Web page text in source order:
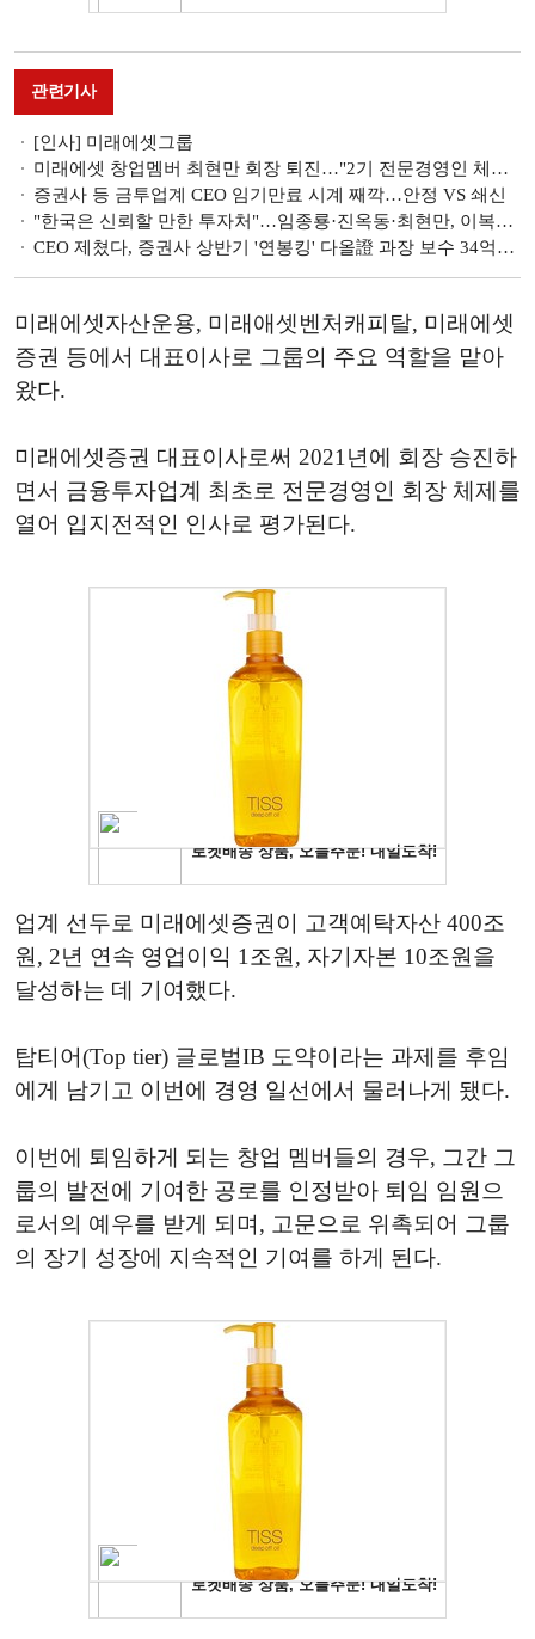
관련기사
[인사] 미래에셋그룹
미래에셋 창업멤버 최현만 회장 퇴진…"2기 전문경영인 체제 시작"
증권사 등 금투업계 CEO 임기만료 시계 째깍…안정 VS 쇄신
"한국은 신뢰할 만한 투자처"…임종룡·진옥동·최현만, 이복현 따라 'K-금융' 세일즈 나서
CEO 제쳤다, 증권사 상반기 '연봉킹' 다올證 과장 보수 34억…김익래·정일문·최현만 28억 [상반기 금융 연봉킹]
미래에셋자산운용, 미래애셋벤처캐피탈, 미래에셋
증권 등에서 대표이사로 그룹의 주요 역할을 맡아
왔다.
미래에셋증권 대표이사로써 2021년에 회장 승진하
면서 금융투자업계 최초로 전문경영인 회장 체제를
열어 입지전적인 인사로 평가된다.
업계 선두로 미래에셋증권이 고객예탁자산 400조
원, 2년 연속 영업이익 1조원, 자기자본 10조원을
달성하는 데 기여했다.
탑티어(Top tier) 글로벌IB 도약이라는 과제를 후임
에게 남기고 이번에 경영 일선에서 물러나게 됐다.
이번에 퇴임하게 되는 창업 멤버들의 경우, 그간 그
룹의 발전에 기여한 공로를 인정받아 퇴임 임원으
로서의 예우를 받게 되며, 고문으로 위촉되어 그룹
의 장기 성장에 지속적인 기여를 하게 된다.